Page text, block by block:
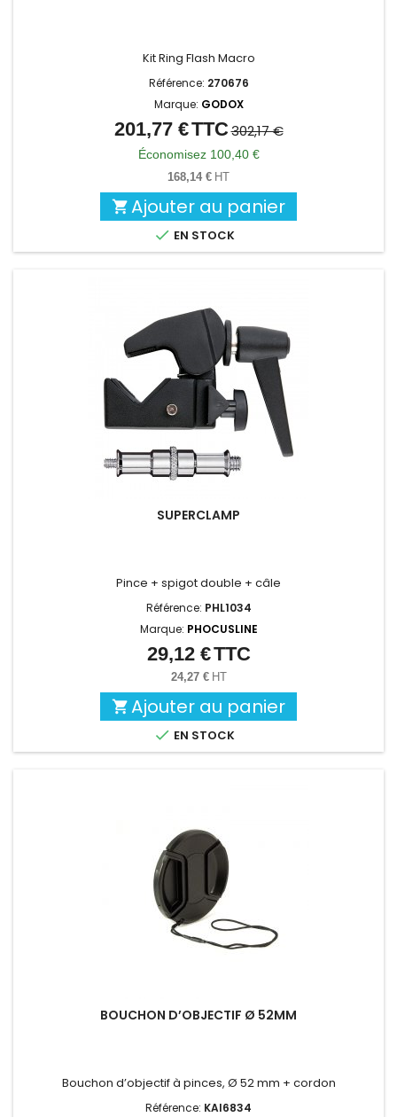
Kit Ring Flash Macro
Référence: 270676
Marque: GODOX
Prix
Prix
de
base
201,77 €TTC302,17 €
Économisez 100,40 €
168,14 € HT
 Ajouter au panier
 EN STOCK
SUPERCLAMP
Pince + spigot double + câle
Référence: PHL1034
Marque: PHOCUSLINE
Prix
29,12 €TTC
24,27 € HT
 Ajouter au panier
 EN STOCK
BOUCHON D’OBJECTIF Ø 52MM
Bouchon d’objectif à pinces, Ø 52 mm + cordon
Référence: KAI6834